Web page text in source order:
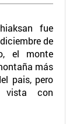
fue
de
el monte
más
pais, pero
vista con